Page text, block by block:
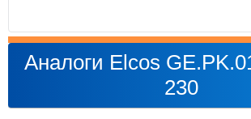
Аналоги Elcos
230